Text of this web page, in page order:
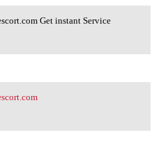
Get
Get instant Service